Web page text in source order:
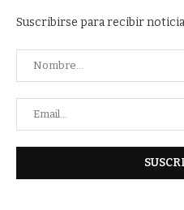
Suscribirse para recibir